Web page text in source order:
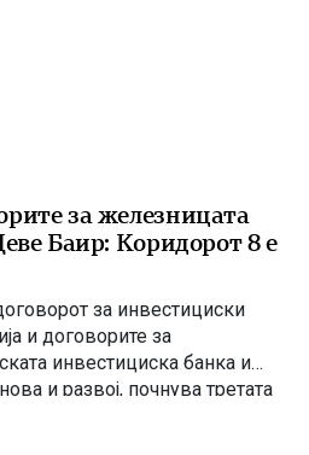
за железницата
Баир: Коридорот 8 е
за инвестициски
и договорите за
инвестициска банка и
и развој, почнува третата
железничката делница